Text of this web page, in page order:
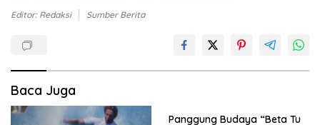
Editor: Redaksi Sumber Berita
Baca Juga
Panggung Budaya “Beta Tu